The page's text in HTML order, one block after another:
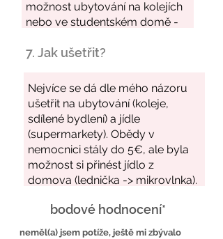
7. Jak ušetřit?
bodové hodnocení*
neměl(a) jsem potíže, ještě mi zbývalo